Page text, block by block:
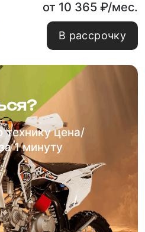
от 10 365 ₽/мес.
В рассрочку
цена/
1 минуту